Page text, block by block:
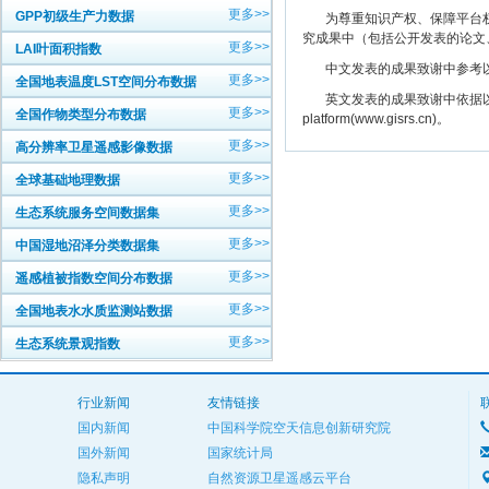
GPP初级生产力数据 更多>>
LAI叶面积指数 更多>>
全国地表温度LST空间分布数据 更多>>
全国作物类型分布数据 更多>>
高分辨率卫星遥感影像数据 更多>>
全球基础地理数据 更多>>
生态系统服务空间数据集 更多>>
中国湿地沼泽分类数据集 更多>>
遥感植被指数空间分布数据 更多>>
全国地表水水质监测站数据 更多>>
生态系统景观指数 更多>>
为尊重知识产权、保障平台
究成果中（包括公开发表的论
中文发表的成果致谢中参考
英文发表的成果致谢中依据
platform(www.gisrs.cn)。
行业新闻
国内新闻
国外新闻
隐私声明
友情链接
中国科学院空天信息创新研究院
国家统计局
自然资源卫星遥感云平台